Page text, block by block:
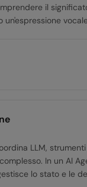
il
LLM,
In un AI
lo stato e le